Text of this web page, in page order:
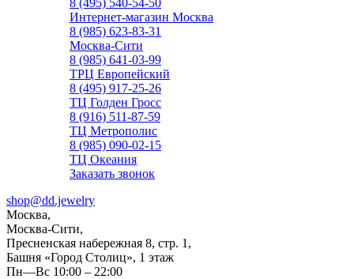
8 (495) 540-54-50
Интернет-магазин Москва
8 (985) 623-83-31
Москва-Сити
8 (985) 641-03-99
ТРЦ Европейский
8 (495) 917-25-26
ТЦ Голден Гросс
8 (916) 511-87-59
ТЦ Метрополис
8 (985) 090-02-15
ТЦ Океания
Заказать звонок
shop@dd.jewelry
Москва,
Москва-Сити,
Пресненская набережная 8, стр. 1,
Башня «Город Столиц», 1 этаж
Пн—Вс 10:00 – 22:00